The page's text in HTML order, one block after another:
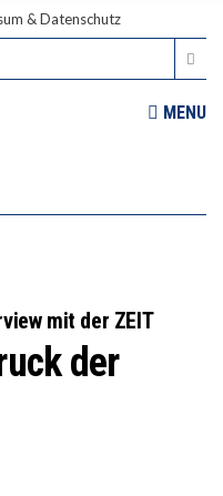
& Datenschutz
MENU
mit der ZEIT
der